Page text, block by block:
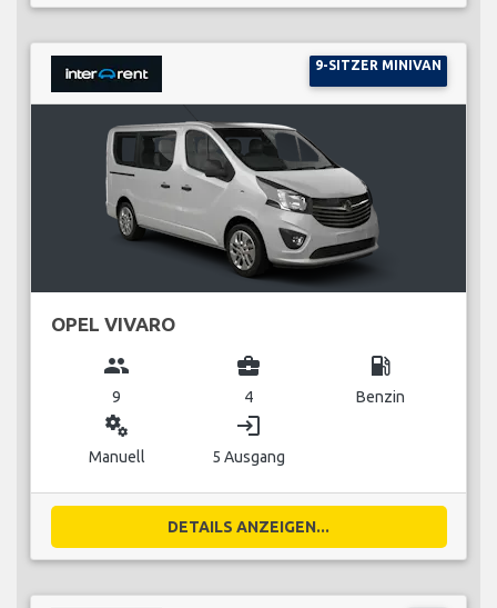
9-SITZER MINIVAN
OPEL VIVARO
group
9
business_center
4
local_gas_station
Benzin
miscellaneous_services
Manuell
login
5 Ausgang
DETAILS ANZEIGEN...